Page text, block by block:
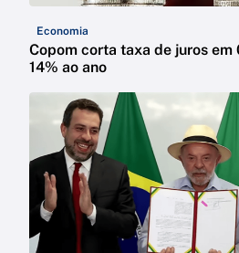
Economia
Copom corta taxa de juros em
14% ao ano